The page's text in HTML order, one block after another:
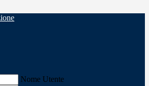
Nome Utente